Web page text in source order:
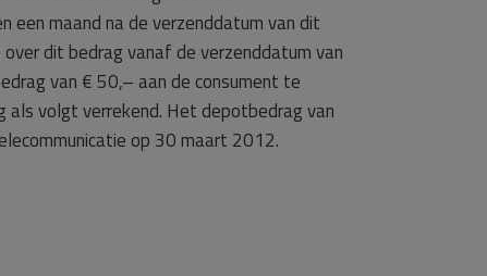
een maand na de verzenddatum van dit
dit bedrag vanaf de verzenddatum van
van € 50,– aan de consument te
volgt verrekend. Het depotbedrag van
op 30 maart 2012.